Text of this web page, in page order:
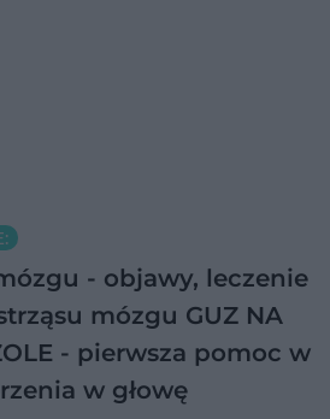
- objawy, leczenie
mózgu GUZ NA
- pierwsza pomoc w
w głowę